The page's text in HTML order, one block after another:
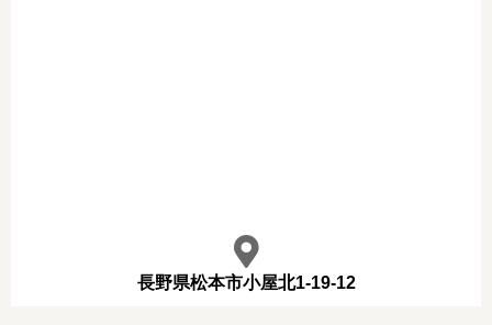
長野県松本市小屋北1-19-12